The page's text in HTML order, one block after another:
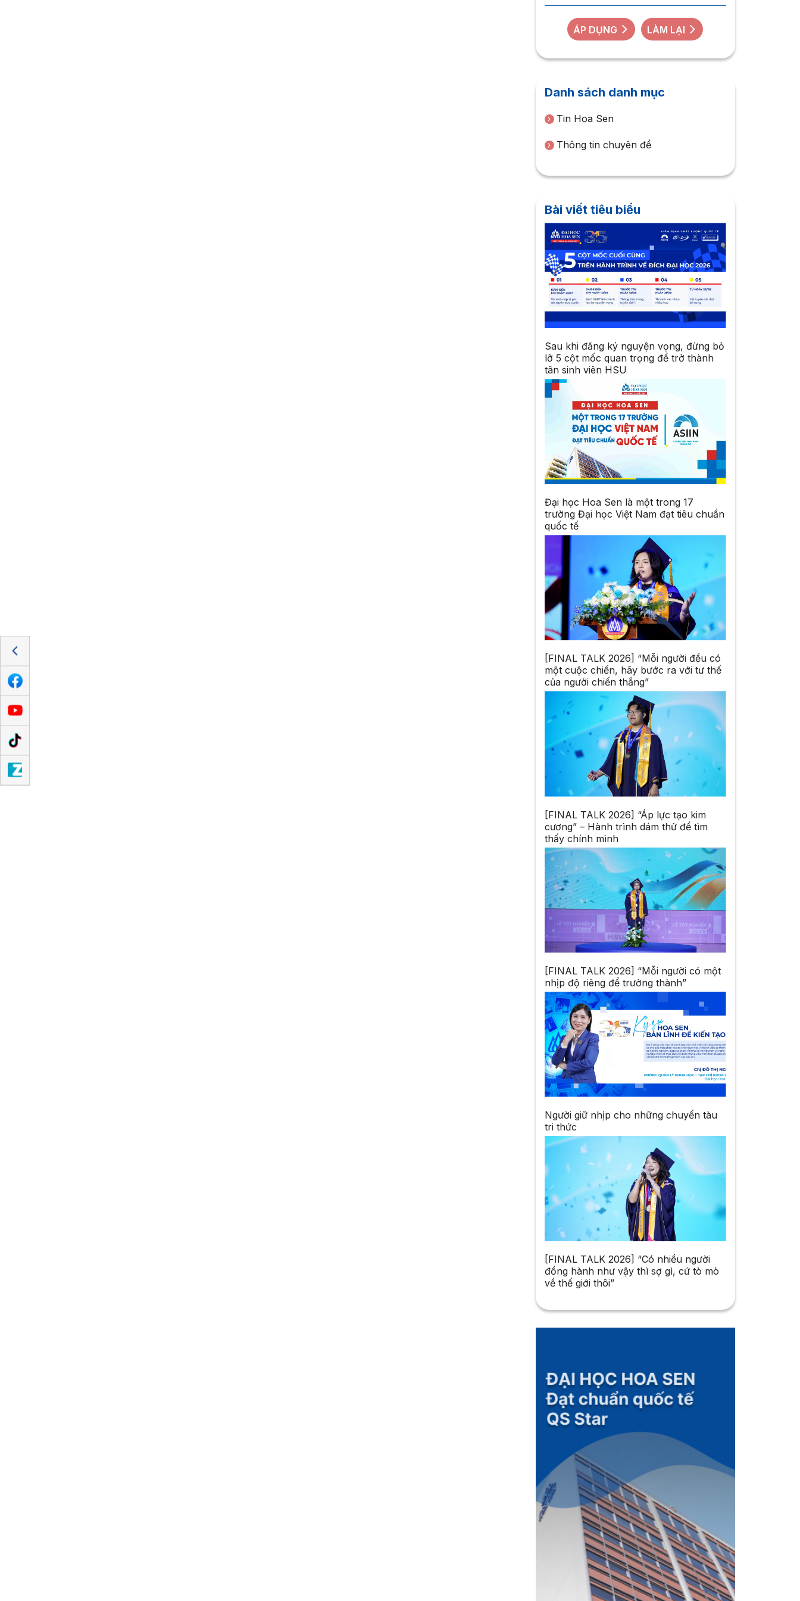
ÁP DỤNG LÀM LẠI
Danh sách danh mục
Tin Hoa Sen
Thông tin chuyên đề
Bài viết tiêu biểu
Sau khi đăng ký nguyện vọng, đừng bỏ
lỡ 5 cột mốc quan trọng để trở thành
tân sinh viên HSU
Đại học Hoa Sen là một trong 17
trường Đại học Việt Nam đạt tiêu chuẩn
quốc tế
[FINAL TALK 2026] “Mỗi người đều có
một cuộc chiến, hãy bước ra với tư thế
của người chiến thắng”
[FINAL TALK 2026] “Áp lực tạo kim
cương” – Hành trình dám thử để tìm
thấy chính mình
[FINAL TALK 2026] “Mỗi người có một
nhịp độ riêng để trưởng thành”
Người giữ nhịp cho những chuyến tàu
tri thức
[FINAL TALK 2026] “Có nhiều người
đồng hành như vậy thì sợ gì, cứ tò mò
về thế giới thôi”